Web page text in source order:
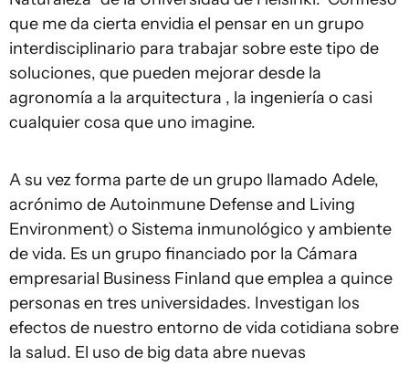
que me da cierta envidia el pensar en un grupo
interdisciplinario para trabajar sobre este tipo de
soluciones, que pueden mejorar desde la
agronomía a la arquitectura , la ingeniería o casi
cualquier cosa que uno imagine.
A su vez forma parte de un grupo llamado Adele,
acrónimo de Autoinmune Defense and Living
Environment) o Sistema inmunológico y ambiente
de vida. Es un grupo financiado por la Cámara
empresarial Business Finland que emplea a quince
personas en tres universidades. Investigan los
efectos de nuestro entorno de vida cotidiana sobre
la salud. El uso de big data abre nuevas